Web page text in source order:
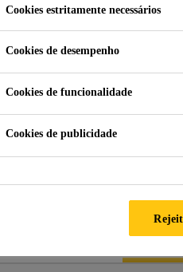
Até 4 horas de
Fácil de aplicar à
O cordão de betume
Cookies estritamente necessários
Cookies de desempenho
Cookies de funcionalidade
Cookies de publicidade